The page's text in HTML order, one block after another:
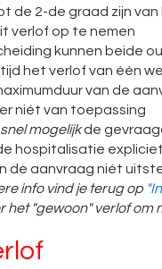
de 2-de graad zijn
verlof op te nemen
kunnen beide
het verlof van één
van de
niét van toepassing
mogelijkde
hospitalisatie
de aanvraag niét
info vind je terug op
het "gewoon" verlof om